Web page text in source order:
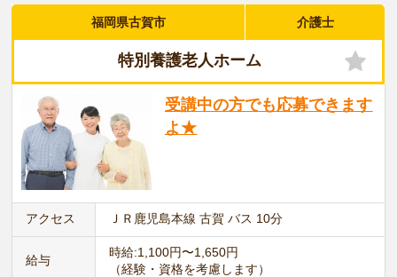
福岡県古賀市 介護士
特別養護老人ホーム
受講中の方でも応募できます
よ★
アクセス ＪＲ鹿児島本線 古賀 バス 10分
給与
時給:1,100円〜1,650円
（経験・資格を考慮します）